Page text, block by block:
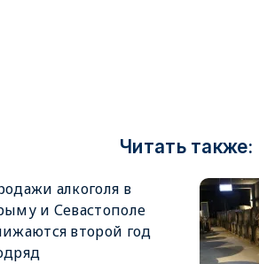
Читать также:
алкоголя в
и Севастополе
второй год